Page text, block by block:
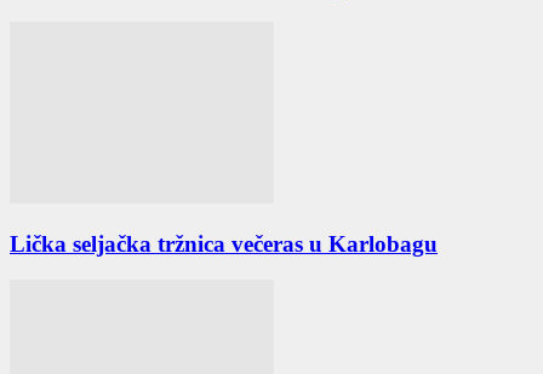
Lička seljačka tržnica večeras u Karlobagu